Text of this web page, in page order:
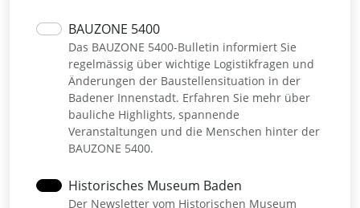
BAUZONE 5400
Das BAUZONE 5400-Bulletin informiert Sie
regelmässig über wichtige Logistikfragen und
Änderungen der Baustellensituation in der
Badener Innenstadt. Erfahren Sie mehr über
bauliche Highlights, spannende
Veranstaltungen und die Menschen hinter der
BAUZONE 5400.
Historisches Museum Baden
Der Newsletter vom Historischen Museum